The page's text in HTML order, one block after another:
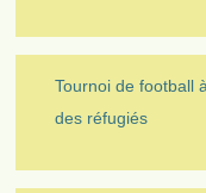
Tournoi de football
des réfugiés